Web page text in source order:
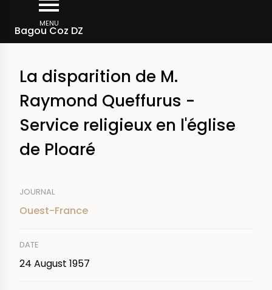
main
MENU
Bagou Coz DZ
Breadcrumb
La disparition de M.
Raymond Queffurus -
Service religieux en l'église
de Ploaré
JOURNAL
Ouest-France
DATE
24 August 1957